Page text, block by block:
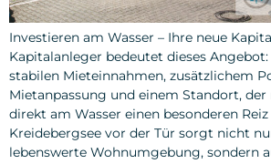
Investieren am Wasser – Ihre neue
Kapitalanleger bedeutet dieses
stabilen Mieteinnahmen, zusätzlichem
Mietanpassung und einem Standort,
direkt am Wasser einen besonderen
Kreidebergsee vor der Tür sorgt nicht
lebenswerte Wohnumgebung, sondern